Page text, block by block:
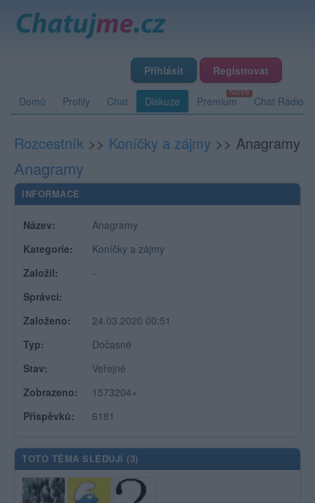
Přihlásit Registrovat
Domů Profily Chat Diskuze Premium Chat Rádio
Rozcestník >> Koníčky a zájmy >> Anagramy
Anagramy
INFORMACE
Název:
Anagramy
Kategorie:
Koníčky a zájmy
Založil:
-
Správci:
Založeno:
24.03.2020 00:51
Typ:
Dočasné
Stav:
Veřejné
Zobrazeno:
1573204×
Příspěvků:
6181
TOTO TÉMA SLEDUJÍ (3)